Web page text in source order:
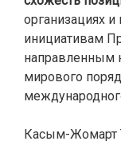
организациях
инициативам
направленным
мирового
Касым-Жомарт